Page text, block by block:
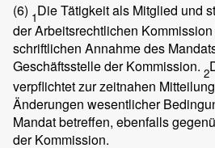
(6) 1Die Tätigkeit als Mitglied und
der Arbeitsrechtlichen
schriftlichen Annahme des
Geschäftsstelle der Kommission. 2
verpflichtet zur zeitnahen
Änderungen wesentlicher
Mandat betreffen, ebenfalls
der Kommission.